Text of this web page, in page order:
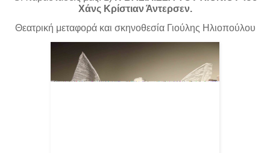
Χάνς Κρίστιαν Άντερσεν.
Θεατρική μεταφορά και σκηνοθεσία Γιούλης Ηλιοπούλου